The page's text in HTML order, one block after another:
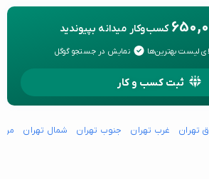
کسب‌وکار میدانه بپیوندید
لیست بهترین‌ها نمایش در جستجو گوگل
ثبت کسب و کار
تهران غرب تهران جنوب تهران شمال تهران